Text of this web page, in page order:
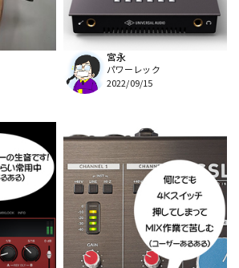
宮永
パワーレック
2022/09/15